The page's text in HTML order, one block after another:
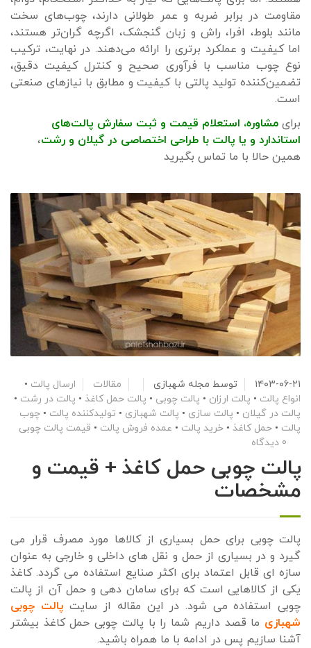
مقاومت در برابر ضربه و عمر طولانی دارند، چوب‌های سخت
مانند بلوط، افرا، راش و زبان گنجشک، اگرچه گران‌تر هستند،
اما کیفیت و عملکرد برتری را ارائه می‌دهند. در نهایت، ترکیب
نوع چوب مناسب با فرآوری صحیح و کنترل کیفیت دقیق،
تضمین‌کننده تولید پالتی با کیفیت و مطابق با نیازهای صنعتی
است.
برای مشاوره، استعلام قیمت و ثبت سفارش پالت‌های
استاندارد و یا پالت با طراحی اختصاصی در گیلان و رشت،
همین حالا با ما تماس بگیرید
۱۴۰۳-۰۶-۲۱ توسط مجله شهبازی مقالات ارسال پالت •
انواع پالت • پالت ارزان • پالت چوبی • پالت حمل کاغذ • پالت در رشت •
پالت در گیلان • پالت سازی • پالت شهبازی • تولیدکننده پالت • چوب
پالت • حمل کاغذ • خرید پالت • عمده فروش پالت • قیمت پالت چوبی
0 دیدگاه
پالت چوبی حمل کاغذ + قیمت و
مشخصات
پالت چوبی برای حمل بسیاری از کالاها مورد مصرف قرار می
گیرد و در بسیاری از حمل و نقل های داخلی و خارجی به عنوان
سازه ای قابل اعتماد برای اکثر صنایع استفاده می گردد. کاغذ
یکی از کالاهایی است که برای سامان دهی و حمل آن از پالت
چوبی استفاده می شود. در این مقاله از سایت پالت چوبی
شهبازی ما قصد داریم شما را با پالت چوبی حمل کاغذ بیشتر
آشنا سازیم پس در ادامه با ما همراه باشید.